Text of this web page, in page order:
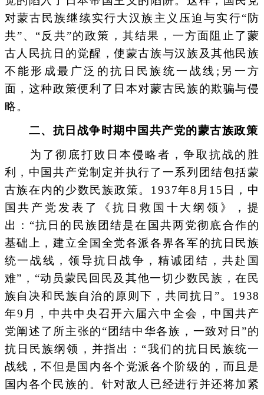
对蒙古民族继续实行大汉族主义压迫与实行“防
共”、“反共”的政策，其结果，一方面阻止了蒙
古人民抗日的觉醒，使蒙古族与汉族及其他民族
不能形成最广泛的抗日民族统一战线;另一方
面，这种政策便利了日本对蒙古民族的欺骗与侵
略。
二、抗日战争时期中国共产党的蒙古族政策
为了彻底打败日本侵略者，争取抗战的胜
利，中国共产党制定并执行了一系列团结包括蒙
古族在内的少数民族政策。1937年8月15日，中
国共产党发表了《抗日救国十大纲领》，提
出：“抗日的民族团结是在国共两党彻底合作的
基础上，建立全国全党各派各界各军的抗日民族
统一战线，领导抗日战争，精诚团结，共赴国
难”，“动员蒙民回民及其他一切少数民族，在民
族自决和民族自治的原则下，共同抗日”。1938
年9月，中共中央召开六届六中全会，中国共产
党阐述了所主张的“团结中华各族，一致对日”的
抗日民族纲领，并指出：“我们的抗日民族统一
战线，不但是国内各个党派各个阶级的，而且是
国内各个民族的。针对敌人已经进行并还将加紧